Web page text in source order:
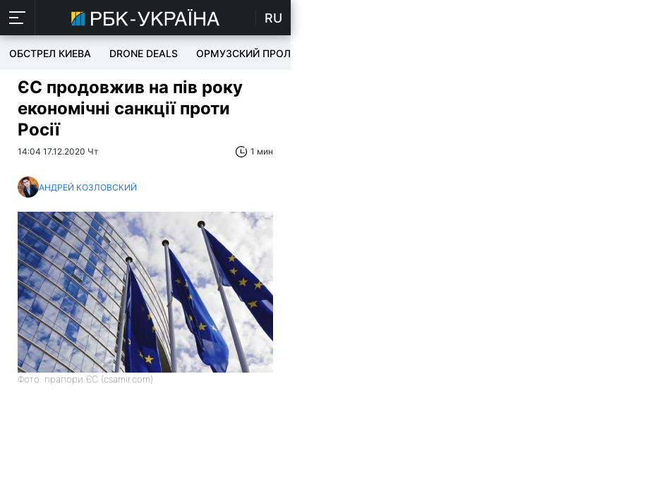
RU
ОБСТРЕЛ КИЕВА DRONE DEALS ОРМУЗСКИЙ ПРОЛИВ
ЄС продовжив на пів року
економічні санкції проти
Росії
14:04 17.12.2020 Чт 1 мин
АНДРЕЙ КОЗЛОВСКИЙ
Фото: прапори ЄС (csamir.com)